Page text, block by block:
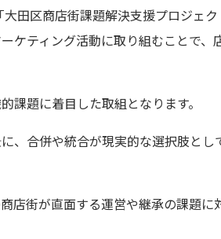
田区商店街課題解決支援プロジェ
ケティング活動に取り組むことで
課題に着目した取組となります。
、合併や統合が現実的な選択肢と
店街が直面する運営や継承の課題